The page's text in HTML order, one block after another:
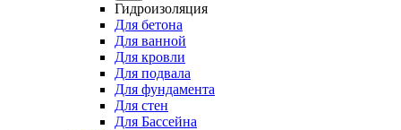
Гидроизоляция
Для бетона
Для ванной
Для кровли
Для подвала
Для фундамента
Для стен
Для Бассейна